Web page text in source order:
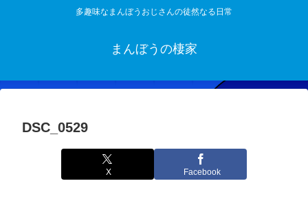
多趣味なまんぼうおじさんの徒然なる日常
まんぼうの棲家
DSC_0529
X Facebook